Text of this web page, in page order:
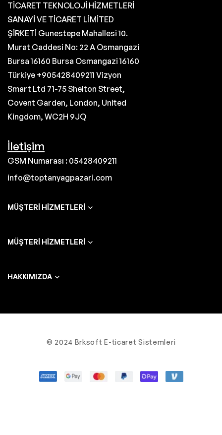
TİCARET TEKNOLOJİ HİZMETLERİ
SANAYİ VE TİCARET LİMİTED
ŞİRKETİ Gunestepe Mahallesi 10.
Murat Caddesi No: 22 A Osmangazi
Bursa 16160 Bursa Osmangazi 16160
Türkiye +905428409211 Vizyon
Smart Ltd 71-75 Shelton Street,
Covent Garden, London, United
Kingdom, WC2H 9JQ
İletişim
GSM Numarası : 05428409211
info@toptanyagpazari.com
MÜŞTERI HIZMETLERI
MÜŞTERI HIZMETLERI
HAKKIMIZDA
© 2024 Brksoft E-ticaret Sistemleri